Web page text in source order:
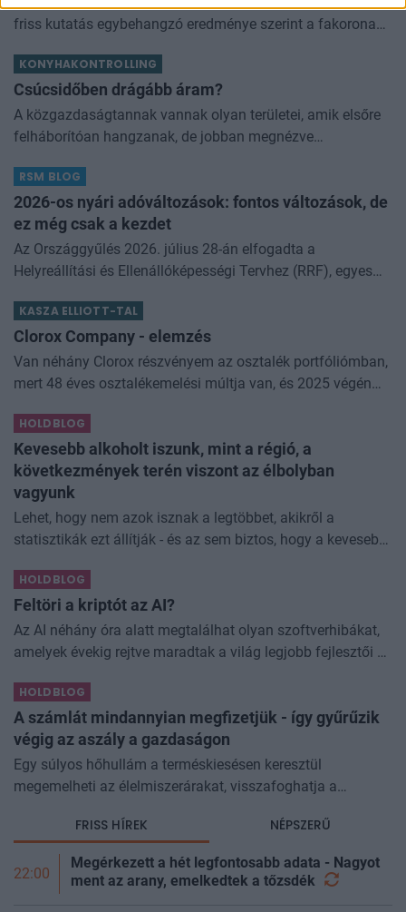
friss kutatás egybehangzó eredménye szerint a fakorona
KONYHAKONTROLLING
Csúcsidőben drágább áram?
A közgazdaságtannak vannak olyan területei, amik elsőre
felháborítóan hangzanak, de jobban megnézve
némi kellemetlenséggel is járnak. Az
RSM BLOG
2026-os nyári adóváltozások: fontos változások, de
ez még csak a kezdet
Az Országgyűlés 2026. július 28-án elfogadta a
Helyreállítási és Ellenállóképességi Tervhez (RRF), egyes
kapcsolódó adóintézkedésekről, v
KASZA ELLIOTT-TAL
Clorox Company - elemzés
Van néhány Clorox részvényem az osztalék portfóliómban,
mert 48 éves osztalékemelési múltja van, és 2025 végén
dividend king-et. Azt
HOLDBLOG
Kevesebb alkoholt iszunk, mint a régió, a
következmények terén viszont az élbolyban
vagyunk
Lehet, hogy nem azok isznak a legtöbbet, akikről a
statisztikák ezt állítják - és az sem biztos, hogy a kevesebb
Kevesebb alkoholt iszunk
HOLDBLOG
Feltöri a kriptót az AI?
Az AI néhány óra alatt megtalálhat olyan szoftverhibákat,
amelyek évekig rejtve maradtak a világ legjobb fejlesztői és
különösen nagy...
HOLDBLOG
A számlát mindannyian megfizetjük - így gyűrűzik
végig az aszály a gazdaságon
Egy súlyos hőhullám a terméskiesésen keresztül
megemelheti az élelmiszerárakat, visszafoghatja a
még az állam finanszírozását is m
FRISS HÍREK NÉPSZERŰ
22:00
Megérkezett a hét legfontosabb adata - Nagyot
ment az arany, emelkedtek a tőzsdék